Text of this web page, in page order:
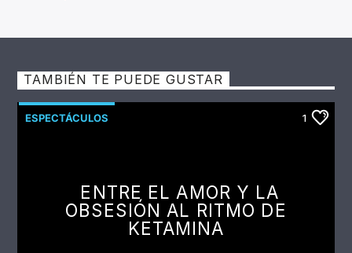
TAMBIÉN TE PUEDE GUSTAR
ESPECTÁCULOS 1
ENTRE EL AMOR Y LA
OBSESIÓN AL RITMO DE
KETAMINA